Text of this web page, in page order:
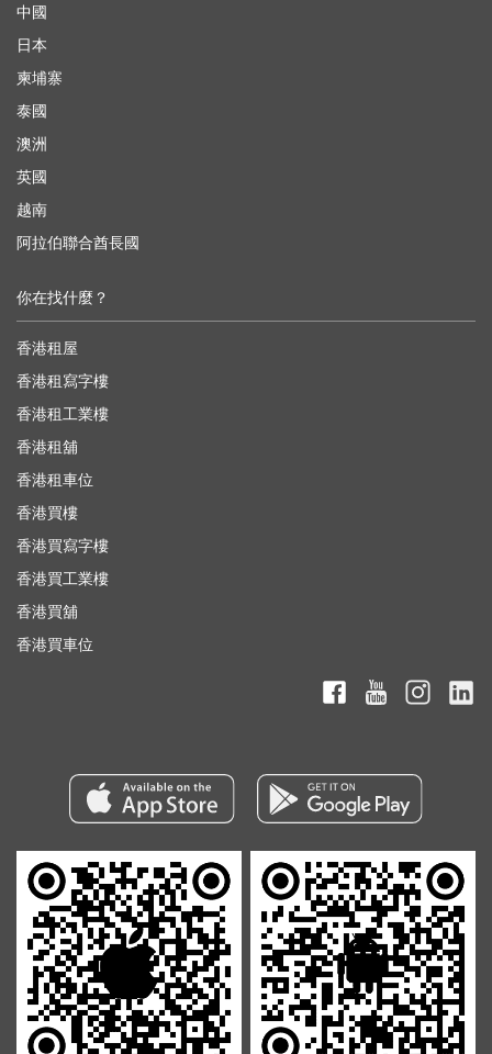
中國
日本
柬埔寨
泰國
澳洲
英國
越南
阿拉伯聯合酋長國
你在找什麼？
香港租屋
香港租寫字樓
香港租工業樓
香港租舖
香港租車位
香港買樓
香港買寫字樓
香港買工業樓
香港買舖
香港買車位